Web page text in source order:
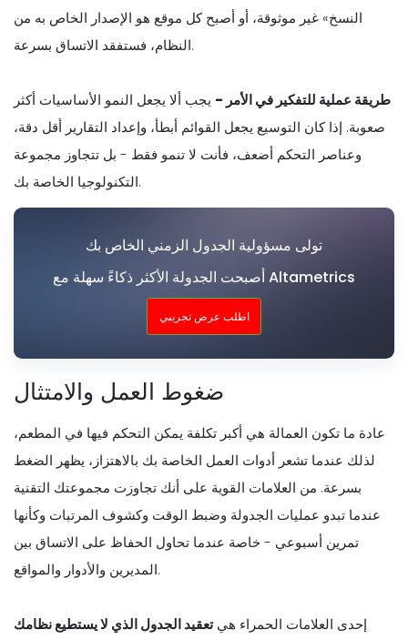
النسخ» غير موثوقة، أو أصبح كل موقع هو الإصدار الخاص به من
النظام، فستفقد الاتساق بسرعة.
طريقة عملية للتفكير في الأمر - يجب ألا يجعل النمو الأساسيات أكثر
صعوبة. إذا كان التوسيع يجعل القوائم أبطأ، وإعداد التقارير أقل دقة،
وعناصر التحكم أضعف، فأنت لا تنمو فقط - بل تتجاوز مجموعة
التكنولوجيا الخاصة بك.
تولى مسؤولية الجدول الزمني الخاص بك
أصبحت الجدولة الأكثر ذكاءً سهلة مع Altametrics
اطلب عرض تجريبي
ضغوط العمل والامتثال
عادة ما تكون العمالة هي أكبر تكلفة يمكن التحكم فيها في المطعم،
لذلك عندما تشعر أدوات العمل الخاصة بك بالاهتزاز، يظهر الضغط
بسرعة. من العلامات القوية على أنك تجاوزت مجموعتك التقنية
عندما تبدو عمليات الجدولة وضبط الوقت وكشوف المرتبات وكأنها
تمرين أسبوعي - خاصة عندما تحاول الحفاظ على الاتساق بين
المديرين والأدوار والمواقع.
إحدى العلامات الحمراء هيتعقيد الجدول الذي لا يستطيع نظامك